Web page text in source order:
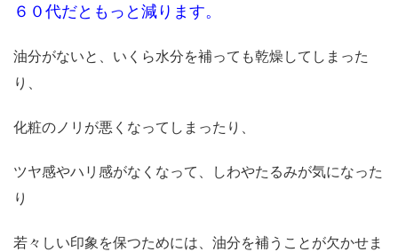
６０代だともっと減ります。
油分がないと、いくら水分を補っても乾燥してしまった
り、
化粧のノリが悪くなってしまったり、
ツヤ感やハリ感がなくなって、しわやたるみが気になった
り
若々しい印象を保つためには、油分を補うことが欠かせま